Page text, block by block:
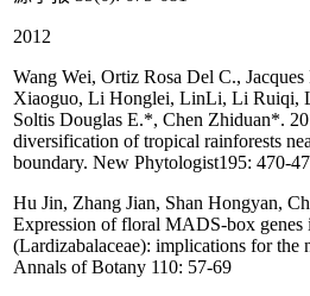
2012
Wang Wei, Ortiz Rosa Del C.,
Xiaoguo, Li Honglei, LinLi, Li Ruiqi,
Soltis Douglas E.*, Chen Zhiduan*.
diversification of tropical rainforests
boundary. New Phytologist195: 470-
Hu Jin, Zhang Jian, Shan Hongyan,
Expression of floral MADS-box genes
(Lardizabalaceae): implications for the
Annals of Botany 110: 57-69